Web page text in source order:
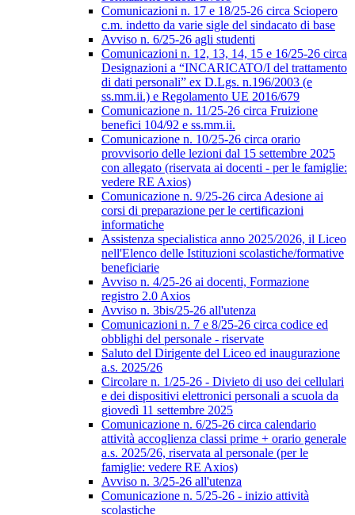
Comunicazioni n. 17 e 18/25-26 circa Sciopero
c.m. indetto da varie sigle del sindacato di base
Avviso n. 6/25-26 agli studenti
Comunicazioni n. 12, 13, 14, 15 e 16/25-26 circa
Designazioni a “INCARICATO/I del trattamento
di dati personali” ex D.Lgs. n.196/2003 (e
ss.mm.ii.) e Regolamento UE 2016/679
Comunicazione n. 11/25-26 circa Fruizione
benefici 104/92 e ss.mm.ii.
Comunicazione n. 10/25-26 circa orario
provvisorio delle lezioni dal 15 settembre 2025
con allegato (riservata ai docenti - per le famiglie:
vedere RE Axios)
Comunicazione n. 9/25-26 circa Adesione ai
corsi di preparazione per le certificazioni
informatiche
Assistenza specialistica anno 2025/2026, il Liceo
nell'Elenco delle Istituzioni scolastiche/formative
beneficiarie
Avviso n. 4/25-26 ai docenti, Formazione
registro 2.0 Axios
Avviso n. 3bis/25-26 all'utenza
Comunicazioni n. 7 e 8/25-26 circa codice ed
obblighi del personale - riservate
Saluto del Dirigente del Liceo ed inaugurazione
a.s. 2025/26
Circolare n. 1/25-26 - Divieto di uso dei cellulari
e dei dispositivi elettronici personali a scuola da
giovedì 11 settembre 2025
Comunicazione n. 6/25-26 circa calendario
attività accoglienza classi prime + orario generale
a.s. 2025/26, riservata al personale (per le
famiglie: vedere RE Axios)
Avviso n. 3/25-26 all'utenza
Comunicazione n. 5/25-26 - inizio attività
scolastiche